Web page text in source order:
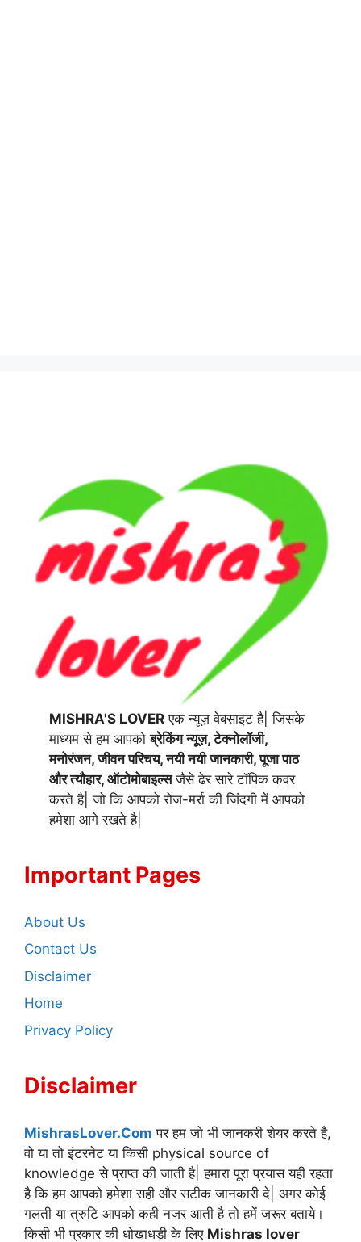
MISHRA'S LOVER एक न्यूज़ वेबसाइट है| जिसके
माध्यम से हम आपकोब्रेकिंग न्यूज़, टेक्नोलॉजी,
मनोरंजन, जीवन परिचय, नयी नयी जानकारी, पूजा पाठ
और त्यौहार, ऑटोमोबाइल्सजैसे ढेर सारे टॉपिक कवर
करते है| जो कि आपको रोज-मर्रा की जिंदगी में आपको
हमेशा आगे रखते है|
Important Pages
About Us
Contact Us
Disclaimer
Home
Privacy Policy
Disclaimer
MishrasLover.Com पर हम जो भी जानकरी शेयर करते है,
वो या तो इंटरनेट या किसी physical source of
knowledge से प्राप्त की जाती है| हमारा पूरा प्रयास यही रहता
है कि हम आपको हमेशा सही और सटीक जानकारी दे| अगर कोई
गलती या त्रुटि आपको कही नजर आती है तो हमें जरूर बताये।
किसी भी प्रकार की धोखाधड़ी के लिए Mishras lover